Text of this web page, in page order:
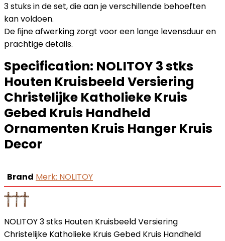
3 stuks in de set, die aan je verschillende behoeften
kan voldoen.
De fijne afwerking zorgt voor een lange levensduur en
prachtige details.
Specification: NOLITOY 3 stks
Houten Kruisbeeld Versiering
Christelijke Katholieke Kruis
Gebed Kruis Handheld
Ornamenten Kruis Hanger Kruis
Decor
Brand Merk: NOLITOY
NOLITOY 3 stks Houten Kruisbeeld Versiering
Christelijke Katholieke Kruis Gebed Kruis Handheld